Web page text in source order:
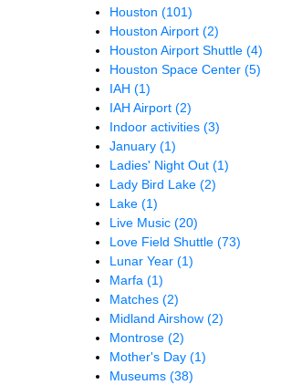
Houston (101)
Houston Airport (2)
Houston Airport Shuttle (4)
Houston Space Center (5)
IAH (1)
IAH Airport (2)
Indoor activities (3)
January (1)
Ladies' Night Out (1)
Lady Bird Lake (2)
Lake (1)
Live Music (20)
Love Field Shuttle (73)
Lunar Year (1)
Marfa (1)
Matches (2)
Midland Airshow (2)
Montrose (2)
Mother's Day (1)
Museums (38)